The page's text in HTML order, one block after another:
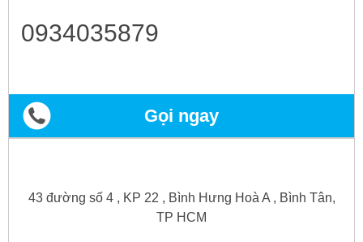
0934035879
Gọi ngay
43 đường số 4 , KP 22 , Bình Hưng Hoà A , Bình Tân,
TP HCM